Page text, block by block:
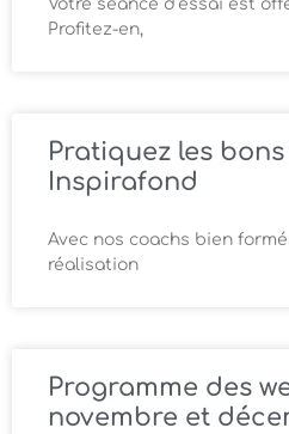
Votre séance d’essai est
Profitez-en,
Pratiquez les
Inspirafond
Avec nos coachs bien
réalisation
Programme des
novembre et